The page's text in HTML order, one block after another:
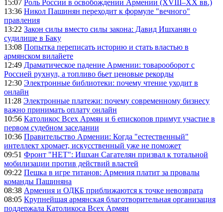
15:07 Роль России в освобождении Армении (XVIII–XX вв.)
13:36 Никол Пашинян переходит к формуле "вечного"
правления
13:22 Закон силы вместо силы закона: Давид Ишханян о
судилище в Баку
13:08 Попытка переписать историю и стать властью в
армянском вилайете
12:49 Драматическое падение Армении: товарооборот с
Россией рухнул, а топливо бьет ценовые рекорды
12:30 Электронные библиотеки: почему чтение уходит в
онлайн
11:28 Электронные платежи: почему современному бизнесу
важно принимать оплату онлайн
10:56 Католикос Всех Армян и 6 епископов примут участие в
первом судебном заседании
10:36 Правительство Армении: Когда "естественный"
интеллект хромает, искусственный уже не поможет
09:51 Фронт "НЕТ": Ишхан Сагателян призвал к тотальной
мобилизации против действий властей
09:22 Пешка в игре титанов: Армения платит за провалы
команды Пашиняна
08:38 Армения и ОДКБ приближаются к точке невозврата
08:05 Крупнейшая армянская благотворительная организация
поддержала Католикоса Всех Армян